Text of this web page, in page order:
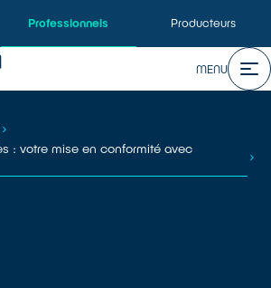
Professionnels Producteurs
MENU
: votre mise en conformité avec